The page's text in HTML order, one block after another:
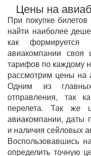
Цены на
При покупке
найти наиболее
как
авиакомпании своя
тарифов по каждому
рассмотрим цены
Одним из
отправления, так
перелета. Так же
авиакомпании, даты
и наличия сейловых
Воспользовавшись
определить точную